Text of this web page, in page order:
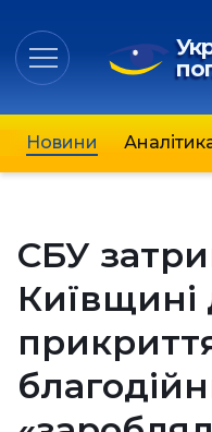
Новини
СБУ
Київщині